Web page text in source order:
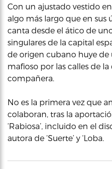
Con un ajustado vestido
algo más largo que en sus
canta desde el ático de
singulares de la capital
de origen cubano huye de
mafioso por las calles de
compañera.
No es la primera vez que
colaboran, tras la
‘Rabiosa’, incluido en el
autora de ‘Suerte’ y ‘Loba.